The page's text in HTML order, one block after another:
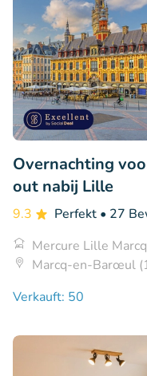
Overnachting
out nabij Lille
9.3 Perfekt • 27
Mercure Lille
Marcq-en-Barœul
Verkauft: 50